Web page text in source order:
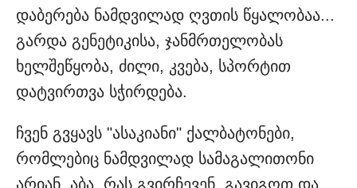
დაბერება ნამდვილად ღვთის წყალობაა...
გარდა გენეტიკისა, ჯანმრთელობას
ხელშეწყობა, ძილი, კვება, სპორტით
დატვირთვა სჭირდება.
ჩვენ გვყავს "ასაკიანი" ქალბატონები,
რომლებიც ნამდვილად სამაგალითონი
არიან. აბა, რას გვირჩევენ, გავიგოთ და